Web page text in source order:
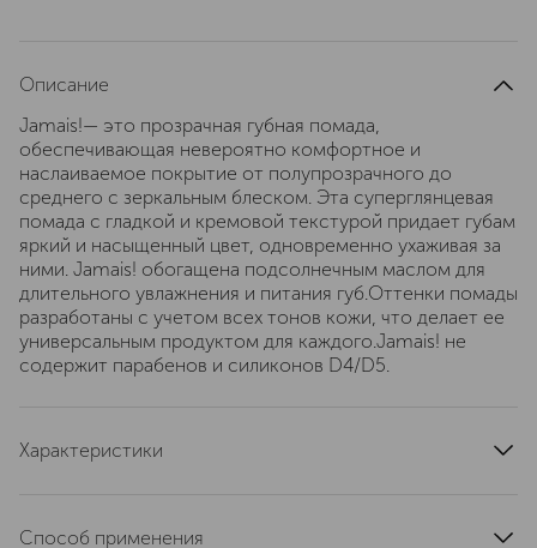
Описание
Jamais!— это прозрачная губная помада,
обеспечивающая невероятно комфортное и
наслаиваемое покрытие от полупрозрачного до
среднего с зеркальным блеском. Эта суперглянцевая
помада с гладкой и кремовой текстурой придает губам
яркий и насыщенный цвет, одновременно ухаживая за
ними. Jamais! обогащена подсолнечным маслом для
длительного увлажнения и питания губ.Оттенки помады
разработаны с учетом всех тонов кожи, что делает ее
универсальным продуктом для каждого.Jamais! не
содержит парабенов и силиконов D4/D5.
Характеристики
Способ применения